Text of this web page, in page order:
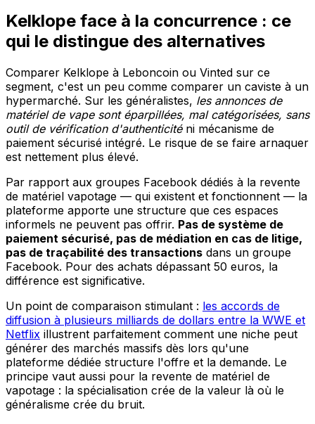
Kelklope face à la concurrence : ce
qui le distingue des alternatives
Comparer Kelklope à Leboncoin ou Vinted sur ce
segment, c'est un peu comme comparer un caviste à un
hypermarché. Sur les généralistes, les annonces de
matériel de vape sont éparpillées, mal catégorisées, sans
outil de vérification d'authenticiténi mécanisme de
paiement sécurisé intégré. Le risque de se faire arnaquer
est nettement plus élevé.
Par rapport aux groupes Facebook dédiés à la revente
de matériel vapotage — qui existent et fonctionnent — la
plateforme apporte une structure que ces espaces
informels ne peuvent pas offrir. Pas de système de
paiement sécurisé, pas de médiation en cas de litige,
pas de traçabilité des transactions dans un groupe
Facebook. Pour des achats dépassant 50 euros, la
différence est significative.
Un point de comparaison stimulant : les accords de
diffusion à plusieurs milliards de dollars entre la WWE et
Netflix illustrent parfaitement comment une niche peut
générer des marchés massifs dès lors qu'une
plateforme dédiée structure l'offre et la demande. Le
principe vaut aussi pour la revente de matériel de
vapotage : la spécialisation crée de la valeur là où le
généralisme crée du bruit.